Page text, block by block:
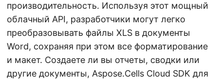
производительность. Используя этот мощный
облачный API, разработчики могут легко
преобразовывать файлы XLS в документы
Word, сохраняя при этом все форматирование
и макет. Создаете ли вы отчеты, сводки или
другие документы, Aspose.Cells Cloud SDK для